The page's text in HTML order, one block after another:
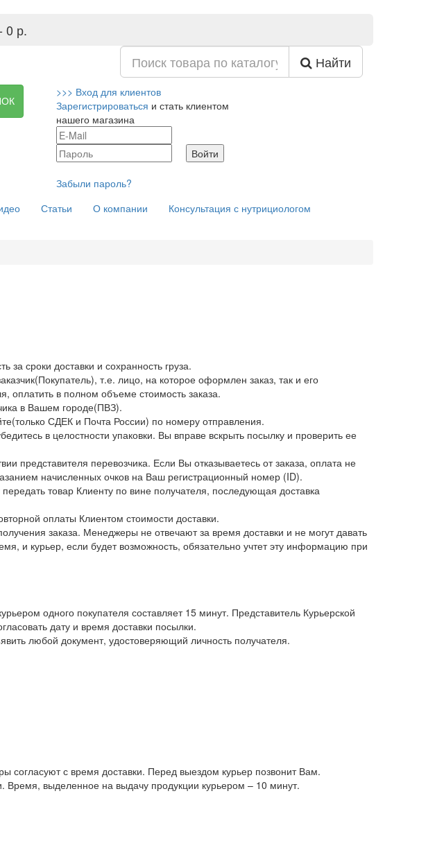
0 р.
Найти
>>> Вход для клиентов
Зарегистрироваться и стать клиентом
нашего магазина
Забыли пароль?
Статьи О компании Консультация с нутрициологом
сроки доставки и сохранность груза.
т.е. лицо, на которое оформлен заказ, так и его
оплатить в полном объеме стоимость заказа.
в Вашем городе(ПВЗ).
СДЕК и Почта России) по номеру отправления.
в целостности упаковки. Вы вправе вскрыть посылку и проверить ее
представителя перевозчика. Если Вы отказываетесь от заказа, оплата не
начисленных очков на Ваш регистрационный номер (ID).
товар Клиенту по вине получателя, последующая доставка
оплаты Клиентом стоимости доставки.
заказа. Менеджеры не отвечают за время доставки и не могут давать
и курьер, если будет возможность, обязательно учтет эту информацию при
одного покупателя составляет 15 минут. Представитель Курьерской
дату и время доставки посылки.
любой документ, удостоверяющий личность получателя.
с время доставки. Перед выездом курьер позвонит Вам.
Время, выделенное на выдачу продукции курьером – 10 минут.